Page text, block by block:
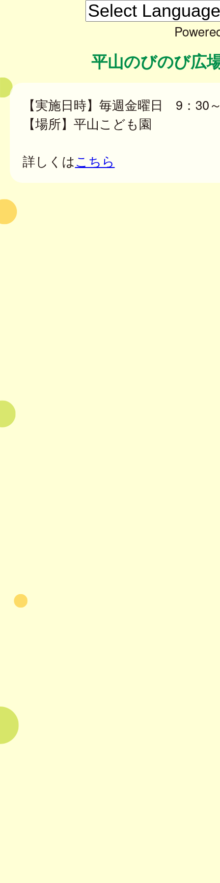
平山のびのび広
【実施日時】毎週金曜日 9：30
【場所】平山こども園
詳しくはこちら